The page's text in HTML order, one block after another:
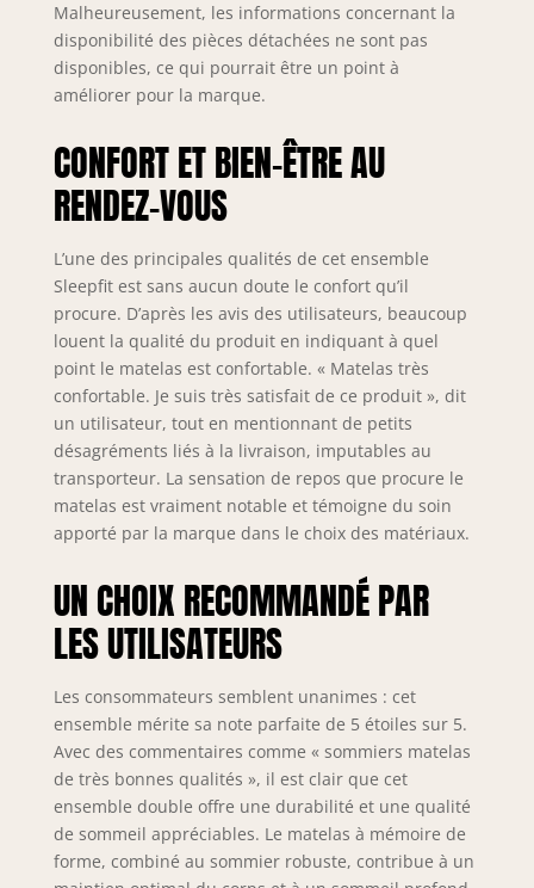
Malheureusement, les informations concernant la
disponibilité des pièces détachées ne sont pas
disponibles, ce qui pourrait être un point à
améliorer pour la marque.
CONFORT ET BIEN-ÊTRE AU
RENDEZ-VOUS
L’une des principales qualités de cet ensemble
Sleepfit est sans aucun doute le confort qu’il
procure. D’après les avis des utilisateurs, beaucoup
louent la qualité du produit en indiquant à quel
point le matelas est confortable. « Matelas très
confortable. Je suis très satisfait de ce produit », dit
un utilisateur, tout en mentionnant de petits
désagréments liés à la livraison, imputables au
transporteur. La sensation de repos que procure le
matelas est vraiment notable et témoigne du soin
apporté par la marque dans le choix des matériaux.
UN CHOIX RECOMMANDÉ PAR
LES UTILISATEURS
Les consommateurs semblent unanimes : cet
ensemble mérite sa note parfaite de 5 étoiles sur 5.
Avec des commentaires comme « sommiers matelas
de très bonnes qualités », il est clair que cet
ensemble double offre une durabilité et une qualité
de sommeil appréciables. Le matelas à mémoire de
forme, combiné au sommier robuste, contribue à un